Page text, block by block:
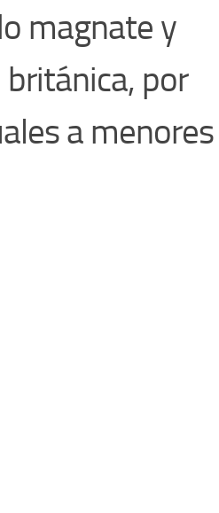
magnate y
por
a menores